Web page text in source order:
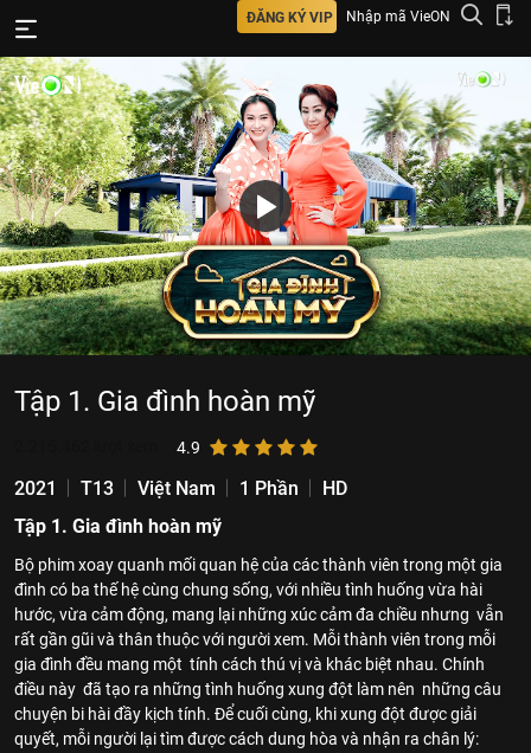
ĐĂNG KÝ VIP Nhập mã VieON
Tập 1. Gia đình hoàn mỹ
4.9
2021 T13 Việt Nam 1 Phần
HD
Tập 1. Gia đình hoàn mỹ
Bộ phim xoay quanh mối quan hệ của các thành viên trong một gia
đình có ba thế hệ cùng chung sống, với nhiều tình huống vừa hài
hước, vừa cảm động, mang lại những xúc cảm đa chiều nhưng vẫn
rất gần gũi và thân thuộc với người xem. Mỗi thành viên trong mỗi
gia đình đều mang một tính cách thú vị và khác biệt nhau. Chính
điều này đã tạo ra những tình huống xung đột làm nên những câu
chuyện bi hài đầy kịch tính. Để cuối cùng, khi xung đột được giải
quyết, mỗi người lại tìm được cách dung hòa và nhận ra chân lý: